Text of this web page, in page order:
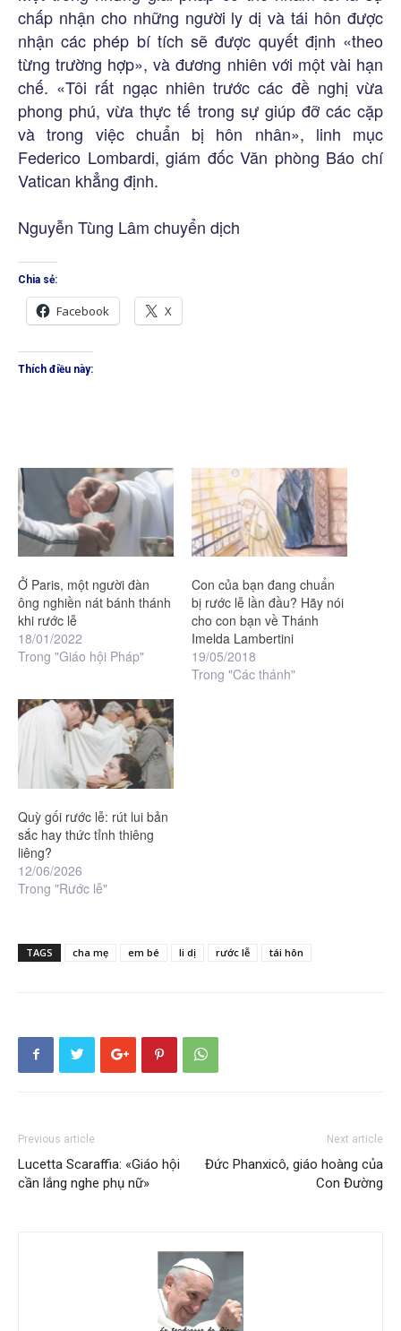
chấp nhận cho những người ly dị và tái hôn được
nhận các phép bí tích sẽ được quyết định «theo
từng trường hợp», và đương nhiên với một vài hạn
chế. «Tôi rất ngạc nhiên trước các đề nghị vừa
phong phú, vừa thực tế trong sự giúp đỡ các cặp
và trong việc chuẩn bị hôn nhân», linh mục
Federico Lombardi, giám đốc Văn phòng Báo chí
Vatican khẳng định.
Nguyễn Tùng Lâm chuyển dịch
Chia sẻ:
Facebook X
Thích điều này:
Ở Paris, một người đàn
ông nghiền nát bánh thánh
khi rước lễ
18/01/2022
Trong "Giáo hội Pháp"
Con của bạn đang chuẩn
bị rước lễ lần đầu? Hãy nói
cho con bạn về Thánh
Imelda Lambertini
19/05/2018
Trong "Các thánh"
Quỳ gối rước lễ: rút lui bản
sắc hay thức tỉnh thiêng
liêng?
12/06/2026
Trong "Rước lễ"
TAGS cha mẹ em bé li dị rước lễ tái hôn
Previous article
Lucetta Scaraffia: «Giáo hội
cần lắng nghe phụ nữ»
Next article
Đức Phanxicô, giáo hoàng của
Con Đường